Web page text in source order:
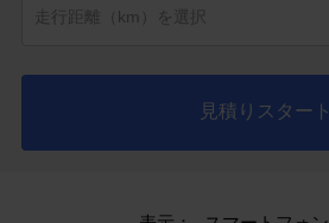
見積りスタート